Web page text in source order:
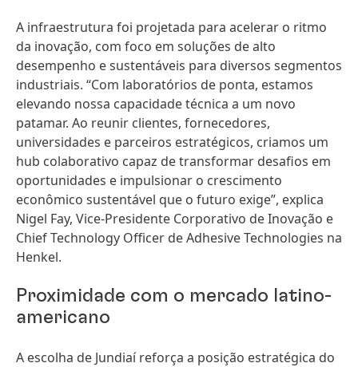
A infraestrutura foi projetada para acelerar o ritmo
da inovação, com foco em soluções de alto
desempenho e sustentáveis para diversos segmentos
industriais. “Com laboratórios de ponta, estamos
elevando nossa capacidade técnica a um novo
patamar. Ao reunir clientes, fornecedores,
universidades e parceiros estratégicos, criamos um
hub colaborativo capaz de transformar desafios em
oportunidades e impulsionar o crescimento
econômico sustentável que o futuro exige”, explica
Nigel Fay, Vice‑Presidente Corporativo de Inovação e
Chief Technology Officer de Adhesive Technologies na
Henkel.
Proximidade com o mercado latino-
americano
A escolha de Jundiaí reforça a posição estratégica do